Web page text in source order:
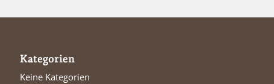
Kategorien
Keine Kategorien